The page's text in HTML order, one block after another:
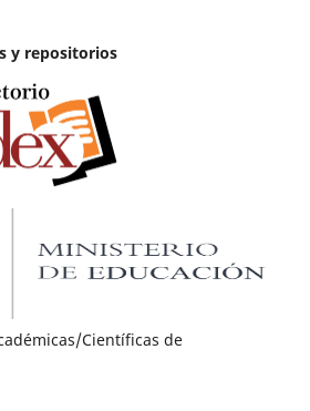
y repositorios
Científicas de